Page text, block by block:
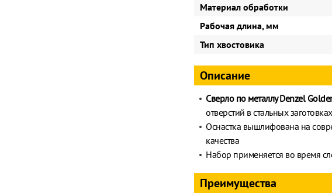
Материал обработки
Рабочая длина, мм
Тип хвостовика
Описание
Сверло по металлу Denzel
отверстий в стальных заготовках
Оснастка вышлифована на
качества
Набор применяется во время
Преимущества